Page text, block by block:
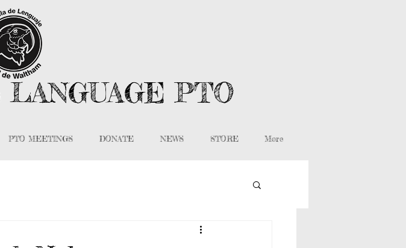
PTO
PTO MEETINGS DONATE NEWS STORE More